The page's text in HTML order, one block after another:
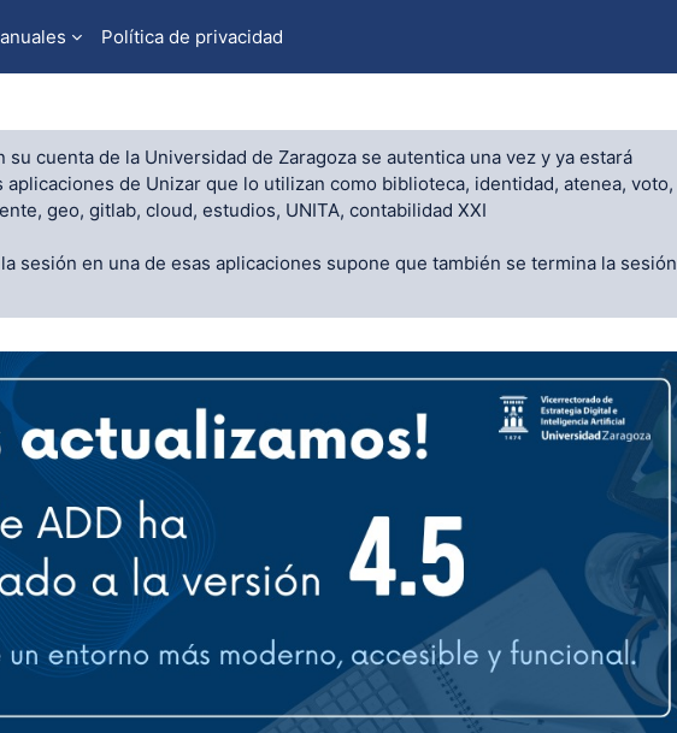
Política de privacidad
su cuenta de la Universidad de Zaragoza se autentica una vez y ya estará
aplicaciones de Unizar que lo utilizan como biblioteca, identidad, atenea, voto,
geo, gitlab, cloud, estudios, UNITA, contabilidad XXI
sesión en una de esas aplicaciones supone que también se termina la sesión